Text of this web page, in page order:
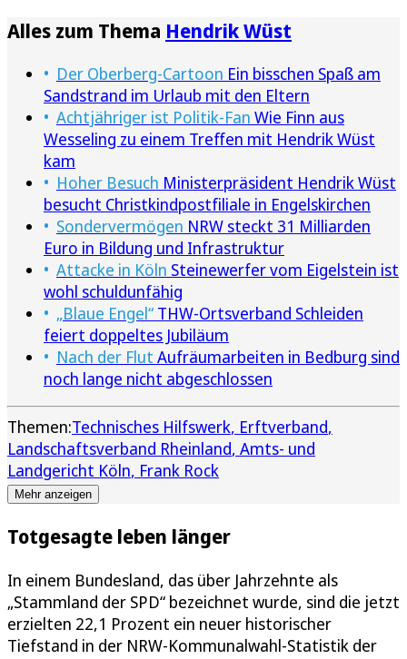
Alles zum Thema Hendrik Wüst
Der Oberberg-Cartoon Ein bisschen Spaß am
Sandstrand im Urlaub mit den Eltern
Achtjähriger ist Politik-Fan Wie Finn aus
Wesseling zu einem Treffen mit Hendrik Wüst
kam
Hoher Besuch Ministerpräsident Hendrik Wüst
besucht Christkindpostfiliale in Engelskirchen
Sondervermögen NRW steckt 31 Milliarden
Euro in Bildung und Infrastruktur
Attacke in Köln Steinewerfer vom Eigelstein ist
wohl schuldunfähig
„Blaue Engel“ THW-Ortsverband Schleiden
feiert doppeltes Jubiläum
Nach der Flut Aufräumarbeiten in Bedburg sind
noch lange nicht abgeschlossen
Themen:Technisches Hilfswerk Erftverband
Landschaftsverband Rheinland Amts- und
Landgericht Köln Frank Rock
Mehr anzeigen
Totgesagte leben länger
In einem Bundesland, das über Jahrzehnte als
„Stammland der SPD“ bezeichnet wurde, sind die jetzt
erzielten 22,1 Prozent ein neuer historischer
Tiefstand in der NRW-Kommunalwahl-Statistik der